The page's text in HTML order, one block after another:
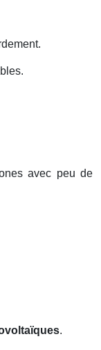
avec peu de
.